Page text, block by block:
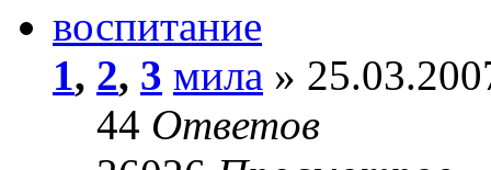
воспитание
1, 2, 3 мила »
44 Ответов